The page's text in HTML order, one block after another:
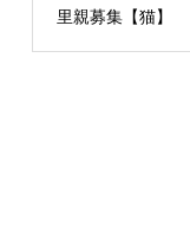
里親募集【猫】